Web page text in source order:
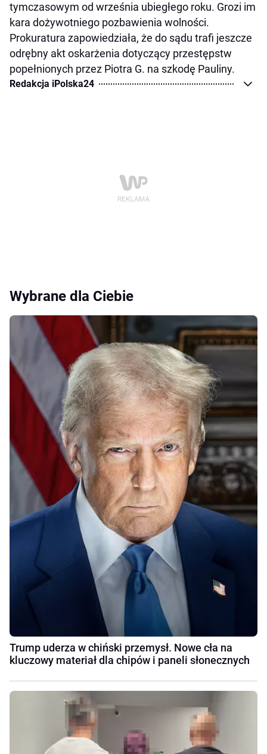
tymczasowym od września ubiegłego roku. Grozi im
kara dożywotniego pozbawienia wolności.
Prokuratura zapowiedziała, że do sądu trafi jeszcze
odrębny akt oskarżenia dotyczący przestępstw
popełnionych przez Piotra G. na szkodę Pauliny.
Redakcja iPolska24
Wybrane dla Ciebie
Trump uderza w chiński przemysł. Nowe cła na
kluczowy materiał dla chipów i paneli słonecznych